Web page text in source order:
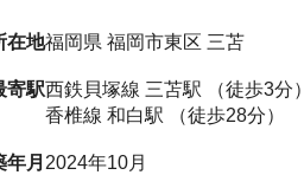
在地福岡県 福岡市東区 三苫
寄駅西鉄貝塚線 三苫駅 （徒歩3分）
香椎線 和白駅 （徒歩28分）
年月 2024年10月